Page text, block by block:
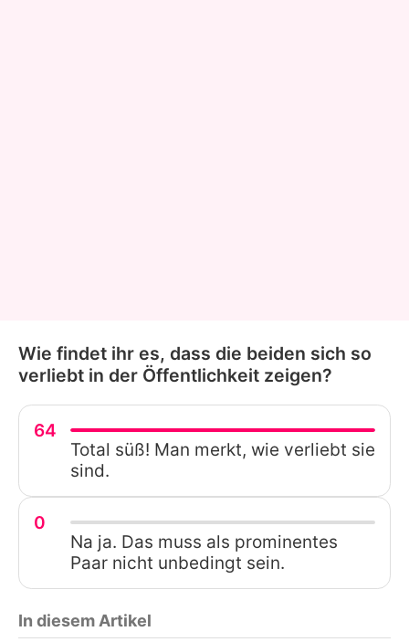
Wie findet ihr es, dass die beiden sich so
verliebt in der Öffentlichkeit zeigen?
64
Total süß! Man merkt, wie verliebt sie
sind.
0
Na ja. Das muss als prominentes
Paar nicht unbedingt sein.
In diesem Artikel